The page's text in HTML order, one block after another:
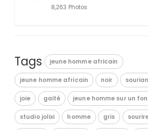
8,263 Photos
Tags jeune homme africain
jeune homme africain noir
joie gaité jeune homme sur un
studio jolixi homme gris